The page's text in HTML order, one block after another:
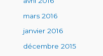
mars 2016
janvier 2016
décembre 2015